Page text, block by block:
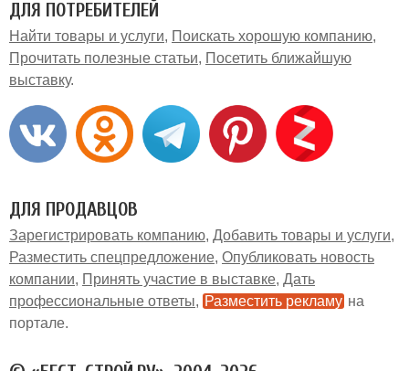
ДЛЯ ПОТРЕБИТЕЛЕЙ
Найти товары и услуги
Поискать хорошую компанию
Прочитать полезные статьи
Посетить ближайшую
выставку
ДЛЯ ПРОДАВЦОВ
Зарегистрировать компанию Добавить товары и услуги
Разместить спецпредложение Опубликовать новость
компании
Принять участие в выставке Дать
профессиональные ответы
Разместить рекламу на
портале